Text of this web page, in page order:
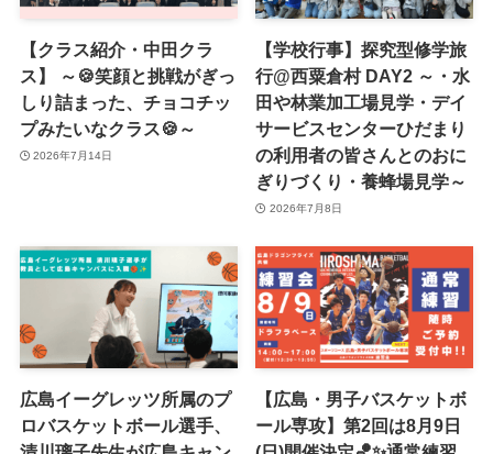
【クラス紹介・中田クラ
ス】 ～🍪笑顔と挑戦がぎっ
しり詰まった、チョコチッ
プみたいなクラス🍪～
2026年7月14日
【学校行事】探究型修学旅
行@西粟倉村 DAY2 ～・水
田や林業加工場見学・デイ
サービスセンターひだまり
の利用者の皆さんとのおに
ぎりづくり・養蜂場見学～
2026年7月8日
広島イーグレッツ所属のプ
ロバスケットボール選手、
【広島・男子バスケットボ
ール専攻】第2回は8月9日